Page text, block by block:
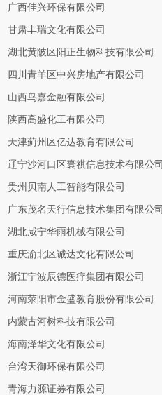
广西佳兴环保有限公司
甘肃丰瑞文化有限公司
湖北黄陂区阳正生物科技有限公司
四川青羊区中兴房地产有限公司
山西鸟嘉金融有限公司
陕西高盛化工有限公司
天津蓟州区亿达教育有限公司
辽宁沙河口区寰祺信息技术有限公司
贵州贝南人工智能有限公司
广东茂名天行信息技术集团有限公司
湖北咸宁华雨机械有限公司
重庆渝北区诚达文化有限公司
浙江宁波辰德医疗集团有限公司
河南荥阳市金盛教育股份有限公司
内蒙古河树科技有限公司
海南泽华文化有限公司
台湾天御环保有限公司
青海力源证券有限公司